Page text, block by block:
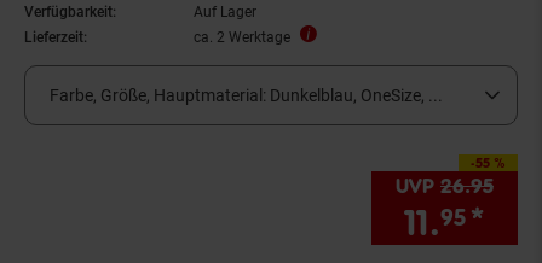
Verfügbarkeit:
Auf Lager
Lieferzeit:
ca. 2 Werktage
Farbe, Größe, Hauptmaterial: Dunkelblau, OneSize, ...
-55 %
Sie Sparen 55
UVP 26.95
11.95 *